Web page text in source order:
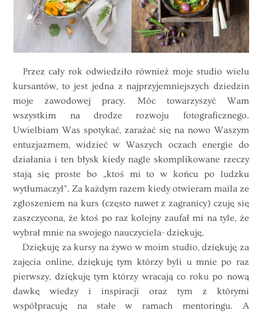
Przez cały rok odwiedziło również moje studio wielu
kursantów, to jest jedna z najprzyjemniejszych dziedzin
moje zawodowej pracy. Móc towarzyszyć Wam
wszystkim na drodze rozwoju fotograficznego.
Uwielbiam Was spotykać, zarażać się na nowo Waszym
entuzjazmem, widzieć w Waszych oczach energie do
działania i ten błysk kiedy nagle skomplikowane rzeczy
stają się proste bo „ktoś mi to w końcu po ludzku
wytłumaczył”. Za każdym razem kiedy otwieram maila ze
zgłoszeniem na kurs (często nawet z zagranicy) czuję się
zaszczycona, że ktoś po raz kolejny zaufał mi na tyle, że
wybrał mnie na swojego nauczyciela- dziękuję.
Dziękuję za kursy na żywo w moim studio, dziękuję za
zajęcia online, dziękuję tym którzy byli u mnie po raz
pierwszy, dziękuję tym którzy wracają co roku po nową
dawkę wiedzy i inspiracji oraz tym z którymi
współpracuję na stałe w ramach mentoringu. A